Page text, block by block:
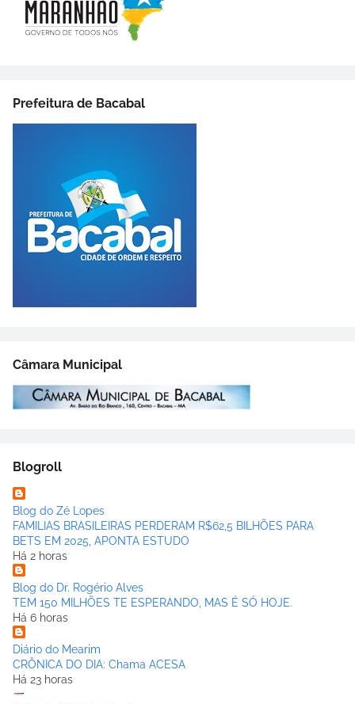
Prefeitura de Bacabal
Câmara Municipal
Blogroll
Blog do Zé Lopes
FAMILIAS BRASILEIRAS PERDERAM R$62,5 BILHÕES PARA
BETS EM 2025, APONTA ESTUDO
Há 2 horas
Blog do Dr. Rogério Alves
TEM 150 MILHÕES TE ESPERANDO, MAS É SÓ HOJE.
Há 6 horas
Diário do Mearim
CRÔNICA DO DIA: Chama ACESA
Há 23 horas